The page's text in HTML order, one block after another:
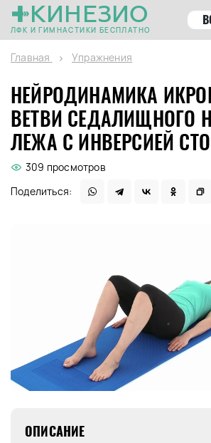
КИНЕЗИО
ЛФК И ГИМНАСТИКИ БЕСПЛАТНО
Главная Упражнения
НЕЙРОДИНАМИКА
ВЕТВИ СЕДАЛИЩНОГО
ЛЕЖА С ИНВЕРСИЕЙ
309 просмотров
Поделиться:
ОПИСАНИЕ